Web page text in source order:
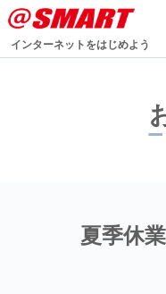
インターネットをはじめよう
夏季休